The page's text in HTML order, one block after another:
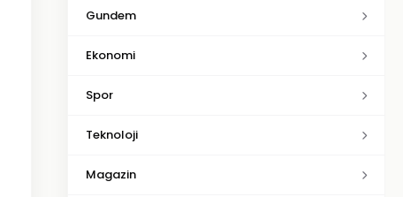
Gundem
Ekonomi
Spor
Teknoloji
Magazin